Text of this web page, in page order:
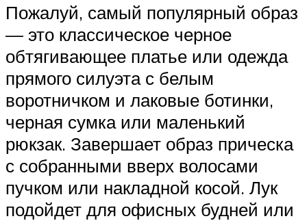
Пожалуй, самый популярный образ
— это классическое черное
обтягивающее платье или одежда
прямого силуэта с белым
воротничком и лаковые ботинки,
черная сумка или маленький
рюкзак. Завершает образ прическа
с собранными вверх волосами
пучком или накладной косой. Лук
подойдет для офисных будней или